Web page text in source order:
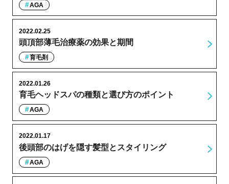
AGA
頭頂部薄毛治療薬の効果と期間
2022.02.25
育毛剤
育毛ヘッドスパの種類と選び方のポイント
2022.01.26
AGA
後頭部のはげを隠す髪型とスタイリング
2022.01.17
AGA